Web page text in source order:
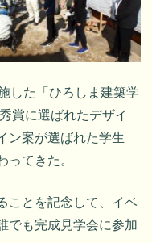
した「ひろしま建築学
賞に選ばれたデザイ
ン案が選ばれた学生
ってきた。
ことを記念して、イベ
でも完成見学会に参加